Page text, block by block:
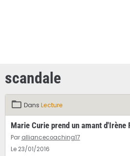
scandale
Dans Lecture
Marie Curie prend un amant d'Irène
Par alliancecoaching17
Le 23/01/2016